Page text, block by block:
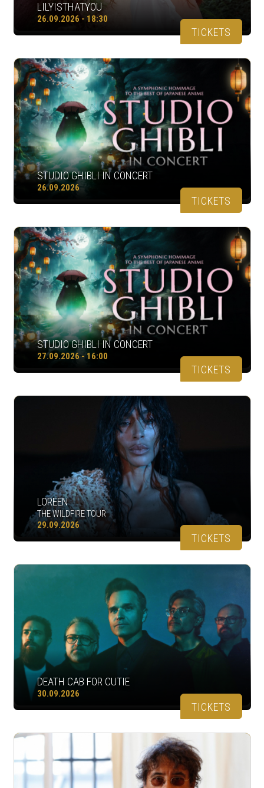
LILYISTHATYOU
26.09.2026 - 18:30
TICKETS
STUDIO GHIBLI IN CONCERT
26.09.2026
TICKETS
STUDIO GHIBLI IN CONCERT
27.09.2026 - 16:00
TICKETS
LOREEN
THE WILDFIRE TOUR
29.09.2026
TICKETS
DEATH CAB FOR CUTIE
30.09.2026
TICKETS